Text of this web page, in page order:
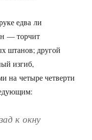
едва ли
— торчит
штанов; другой
изгиб,
на четыре четверти
к окну